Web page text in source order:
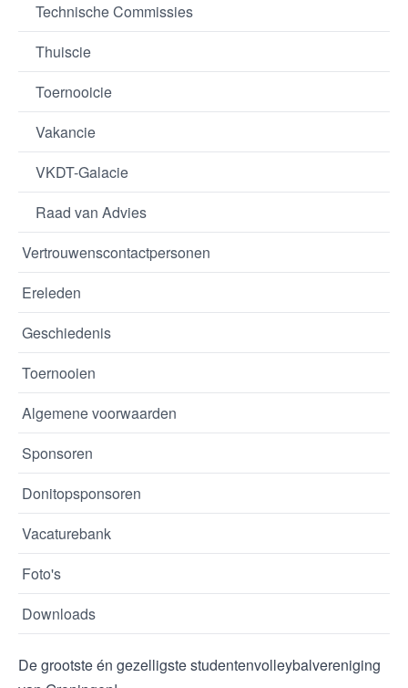
Technische Commissies
Thuiscie
Toernooicie
Vakancie
VKDT-Galacie
Raad van Advies
Vertrouwenscontactpersonen
Ereleden
Geschiedenis
Toernooien
Algemene voorwaarden
Sponsoren
Donitopsponsoren
Vacaturebank
Foto's
Downloads
De grootste én gezelligste studentenvolleybalvereniging